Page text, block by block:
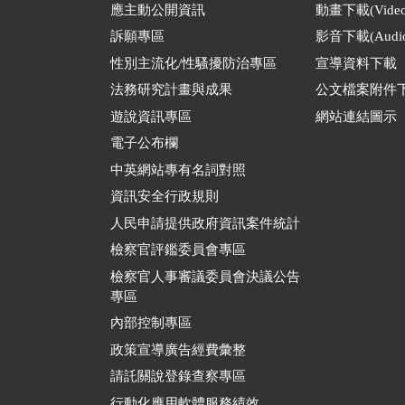
應主動公開資訊
訴願專區
性別主流化/性騷擾防治專區
法務研究計畫與成果
遊說資訊專區
電子公布欄
中英網站專有名詞對照
資訊安全行政規則
人民申請提供政府資訊案件統計
檢察官評鑑委員會專區
檢察官人事審議委員會決議公告
專區
內部控制專區
政策宣導廣告經費彙整
請託關說登錄查察專區
動畫下載
影音下載
宣導資料下載
公文檔案附件
網站連結圖示